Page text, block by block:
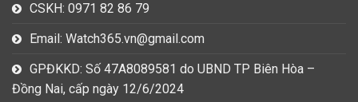
CSKH: 0971 82 86 79
Email: Watch365.vn@gmail.com
GPĐKKD: Số 47A8089581 do UBND TP Biên Hòa –
Đồng Nai, cấp ngày 12/6/2024